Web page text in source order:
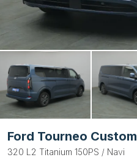
Ford Tourneo Custom
320 L2 Titanium 150PS / Navi